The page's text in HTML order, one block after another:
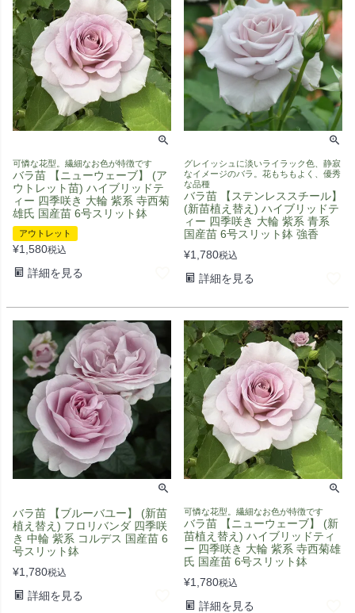
可憐な花型。繊細なお色が特徴です
バラ苗 【ニューウェーブ】 (ア
ウトレット苗) ハイブリッドテ
ィー 四季咲き 大輪 紫系 寺西菊
雄氏 国産苗 6号スリット鉢
アウトレット
¥1,580税込
詳細を見る
グレイッシュに淡いライラック色、静寂
なイメージのバラ。花もちもよく、優秀
な品種
バラ苗 【ステンレススチール】
(新苗植え替え) ハイブリッドテ
ィー 四季咲き 大輪 紫系 青系
国産苗 6号スリット鉢 強香
¥1,780税込
詳細を見る
バラ苗 【ブルーバユー】 (新苗
植え替え) フロリバンダ 四季咲
き 中輪 紫系 コルデス 国産苗 6
号スリット鉢
¥1,780税込
詳細を見る
可憐な花型。繊細なお色が特徴です
バラ苗 【ニューウェーブ】 (新
苗植え替え) ハイブリッドティ
ー 四季咲き 大輪 紫系 寺西菊雄
氏 国産苗 6号スリット鉢
¥1,780税込
詳細を見る